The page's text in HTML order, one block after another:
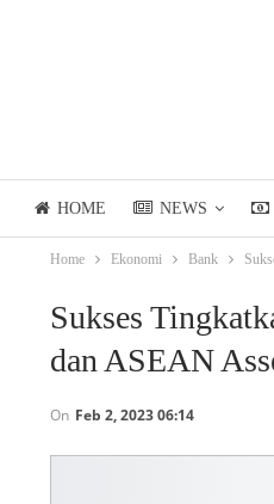
HOME NEWS
LIFESTYLE
Home Ekonomi Bank
Sukses
dan ASEAN
On Feb 2, 2023 06:14